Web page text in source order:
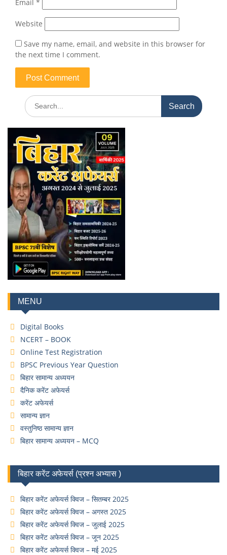
Email *
Website
Save my name, email, and website in this browser for
the next time I comment.
MENU
Digital Books
NCERT – BOOK
Online Test Registration
BPSC Previous Year Question
बिहार सामान्य अध्ययन
दैनिक करेंट अफेयर्स
करेंट अफेयर्स
सामान्य ज्ञान
वस्तुनिष्ठ सामान्य ज्ञान
बिहार सामान्य अध्ययन – MCQ
बिहार करेंट अफेयर्स (प्रश्न अभ्यास )
बिहार करेंट अफेयर्स क्विज – सितम्बर 2025
बिहार करेंट अफेयर्स क्विज – अगस्त 2025
बिहार करेंट अफेयर्स क्विज – जुलाई 2025
बिहार करेंट अफेयर्स क्विज – जून 2025
बिहार करेंट अफेयर्स क्विज – मई 2025